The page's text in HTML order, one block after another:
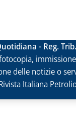
- Reg.
delle notizie o
Italiana